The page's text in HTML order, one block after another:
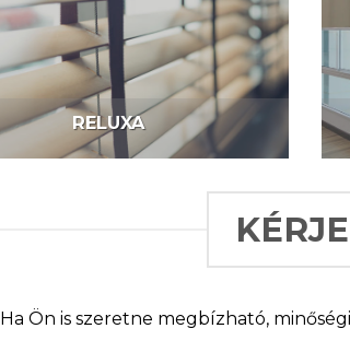
RELUXA
Ha Ön is szeretne megbízható,